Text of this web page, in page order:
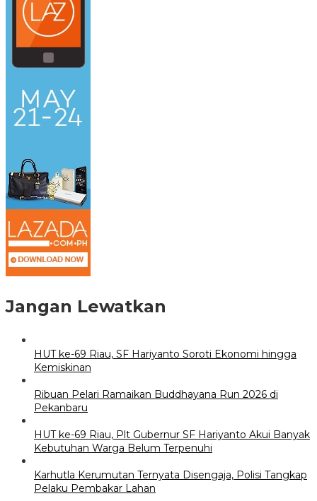
Jangan Lewatkan
HUT ke-69 Riau, SF Hariyanto Soroti Ekonomi hingga
Kemiskinan
Ribuan Pelari Ramaikan Buddhayana Run 2026 di
Pekanbaru
HUT ke-69 Riau, Plt Gubernur SF Hariyanto Akui Banyak
Kebutuhan Warga Belum Terpenuhi
Karhutla Kerumutan Ternyata Disengaja, Polisi Tangkap
Pelaku Pembakar Lahan